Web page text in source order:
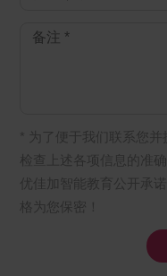
* 为了便于我们联系您并
检查上述各项信息的准确
优佳加智能教育公开承
格为您保密！